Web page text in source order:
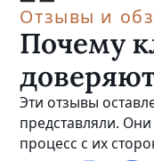
Отзывы и
Почему
Эти отзывы
представляли.
процесс с их